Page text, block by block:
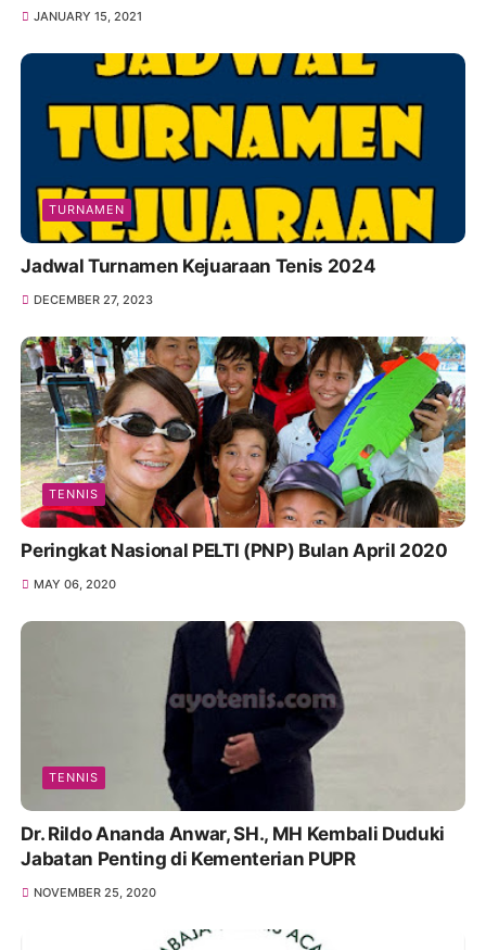
JANUARY 15, 2021
TURNAMEN
Jadwal Turnamen Kejuaraan Tenis 2024
DECEMBER 27, 2023
TENNIS
Peringkat Nasional PELTI (PNP) Bulan April 2020
MAY 06, 2020
TENNIS
Dr. Rildo Ananda Anwar, SH., MH Kembali Duduki
Jabatan Penting di Kementerian PUPR
NOVEMBER 25, 2020